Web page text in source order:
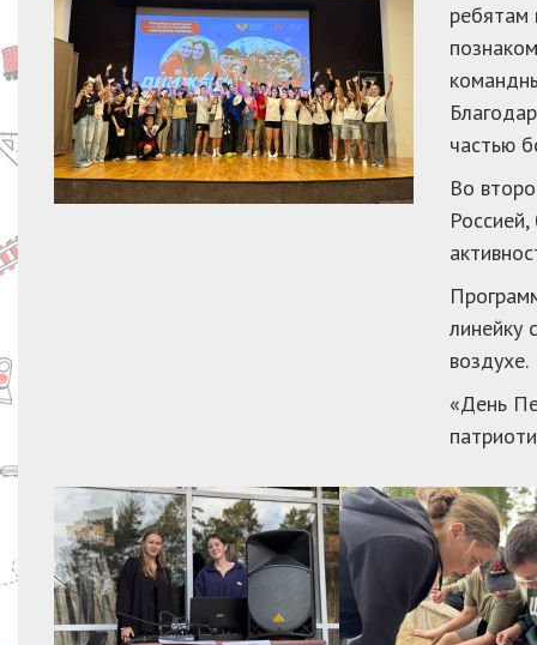
ребятам
частью
Во
линейку
воздухе.
«День